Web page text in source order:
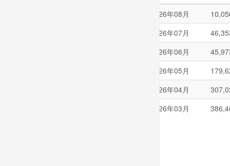
2026年08月
2026年07月
2026年06月
2026年05月
2026年04月
2026年03月